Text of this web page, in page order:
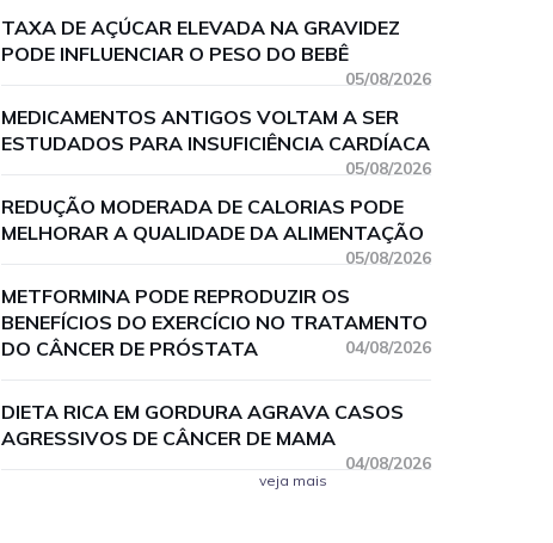
TAXA DE AÇÚCAR ELEVADA NA GRAVIDEZ
PODE INFLUENCIAR O PESO DO BEBÊ
05/08/2026
MEDICAMENTOS ANTIGOS VOLTAM A SER
ESTUDADOS PARA INSUFICIÊNCIA CARDÍACA
05/08/2026
REDUÇÃO MODERADA DE CALORIAS PODE
MELHORAR A QUALIDADE DA ALIMENTAÇÃO
05/08/2026
METFORMINA PODE REPRODUZIR OS
BENEFÍCIOS DO EXERCÍCIO NO TRATAMENTO
DO CÂNCER DE PRÓSTATA
04/08/2026
DIETA RICA EM GORDURA AGRAVA CASOS
AGRESSIVOS DE CÂNCER DE MAMA
04/08/2026
veja mais